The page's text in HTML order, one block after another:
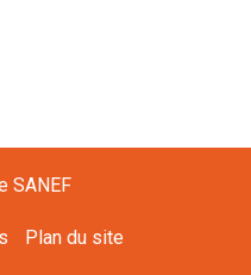
SANEF
Plan du site